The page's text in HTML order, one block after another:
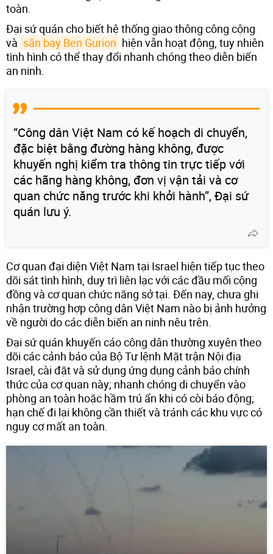
toàn.
Đại sứ quán cho biết hệ thống giao thông công cộng
và sân bay Ben Gurion hiện vẫn hoạt động, tuy nhiên
tình hình có thể thay đổi nhanh chóng theo diễn biến
an ninh.
“Công dân Việt Nam có kế hoạch di chuyển,
đặc biệt bằng đường hàng không, được
khuyến nghị kiểm tra thông tin trực tiếp với
các hãng hàng không, đơn vị vận tải và cơ
quan chức năng trước khi khởi hành”, Đại sứ
quán lưu ý.
Cơ quan đại diện Việt Nam tại Israel hiện tiếp tục theo
dõi sát tình hình, duy trì liên lạc với các đầu mối cộng
đồng và cơ quan chức năng sở tại. Đến nay, chưa ghi
nhận trường hợp công dân Việt Nam nào bị ảnh hưởng
về người do các diễn biến an ninh nêu trên.
Đại sứ quán khuyến cáo công dân thường xuyên theo
dõi các cảnh báo của Bộ Tư lệnh Mặt trận Nội địa
Israel, cài đặt và sử dụng ứng dụng cảnh báo chính
thức của cơ quan này; nhanh chóng di chuyển vào
phòng an toàn hoặc hầm trú ẩn khi có còi báo động;
hạn chế đi lại không cần thiết và tránh các khu vực có
nguy cơ mất an toàn.